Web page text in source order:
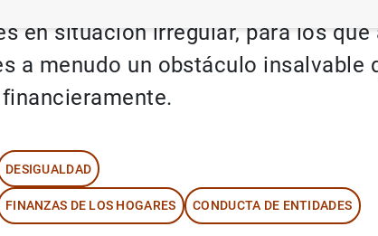
en situación irregular, para los que
a menudo un obstáculo insalvable
DESIGUALDAD
FINANZAS DE LOS HOGARES CONDUCTA DE ENTIDADES